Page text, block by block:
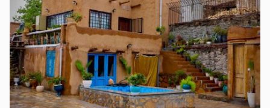
900٬000 ت 4.6